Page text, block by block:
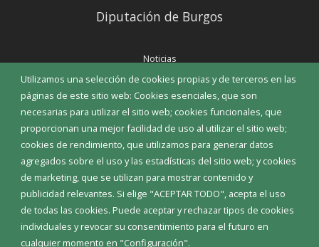
Utilizamos una selección de cookies propias y de terceros en las
páginas de este sitio web: Cookies esenciales, que son
necesarias para utilizar el sitio web; cookies funcionales, que
proporcionan una mejor facilidad de uso al utilizar el sitio web;
cookies de rendimiento, que utilizamos para generar datos
agregados sobre el uso y las estadísticas del sitio web; y cookies
de marketing, que se utilizan para mostrar contenido y
publicidad relevantes. Si elige "ACEPTAR TODO", acepta el uso
de todas las cookies. Puede aceptar y rechazar tipos de cookies
individuales y revocar su consentimiento para el futuro en
cualquier momento en "Configuración".
Diputación de Burgos
Noticias
Eventos
Corporación Municipal
Teléfonos de interés
INICIAR SESIÓN
MAPA WEB